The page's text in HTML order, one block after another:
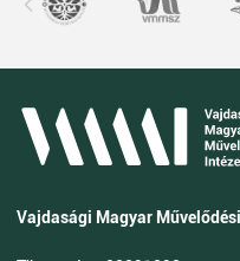
Vajdasági Magyar